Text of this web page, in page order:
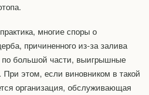
многие споры о
причиненного из-за залива
по большой части, выигрышные
При этом, если виновником в такой
организация, обслуживающая